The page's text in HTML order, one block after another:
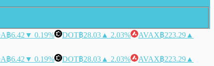
฿6.42 ▼ 0.19% DOT฿28.03 ▲ 2.03% AVAX฿223.29 ▲
฿6.42 ▼ 0.19% DOT฿28.03 ▲ 2.03% AVAX฿223.29 ▲